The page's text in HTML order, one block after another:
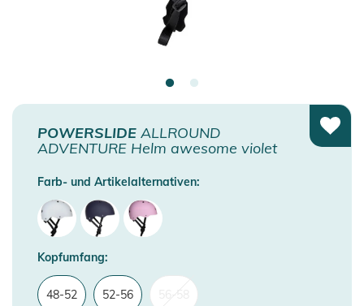
POWERSLIDE ALLROUND
ADVENTURE Helm awesome violet
Farb- und Artikelalternativen:
Kopfumfang:
48-52 52-56